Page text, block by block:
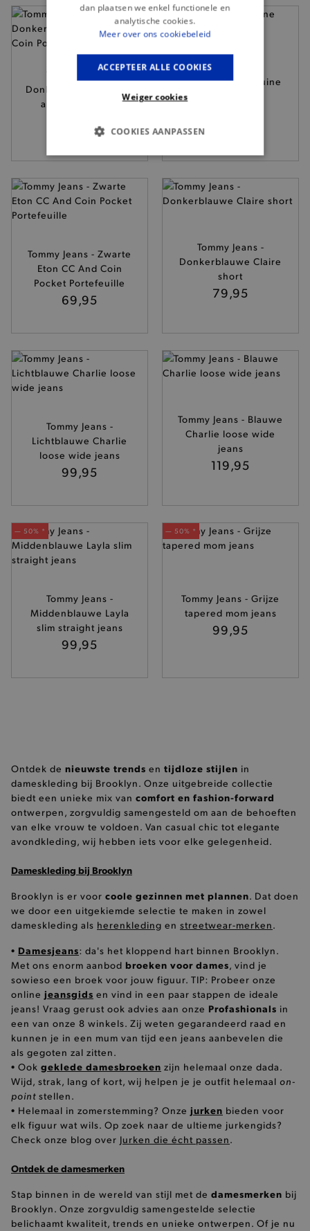
Tommy Jeans -
Donkerbruine Eton CC
and Coin Pocket
69,95
Tommy Jeans - Bruine
Tommy Jeans - Zwarte
Eton CC And Coin
Pocket Portefeuille
69,95
Tommy Jeans -
Donkerblauwe Claire
short
79,95
Tommy Jeans -
Lichtblauwe Charlie
loose wide jeans
99,95
Tommy Jeans - Blauwe
Charlie loose wide
jeans
119,95
— 50% *
Tommy Jeans -
Middenblauwe Layla
slim straight jeans
99,95
— 50% *
Tommy Jeans - Grijze
tapered mom jeans
99,95
Ontdek de nieuwste trends en tijdloze stijlen in
dameskleding bij Brooklyn. Onze uitgebreide collectie
biedt een unieke mix van comfort en fashion-forward
ontwerpen, zorgvuldig samengesteld om aan de behoeften
van elke vrouw te voldoen. Van casual chic tot elegante
avondkleding, wij hebben iets voor elke gelegenheid.
Dameskleding bij Brooklyn
Brooklyn is er voor coole gezinnen met plannen. Dat doen
we door een uitgekiemde selectie te maken in zowel
dameskleding als herenkleding en streetwear-merken.
• Damesjeans: da's het kloppend hart binnen Brooklyn.
Met ons enorm aanbod broeken voor dames, vind je
sowieso een broek voor jouw figuur. TIP: Probeer onze
online jeansgids en vind in een paar stappen de ideale
jeans! Vraag gerust ook advies aan onze Profashionals in
een van onze 8 winkels. Zij weten gegarandeerd raad en
kunnen je in een mum van tijd een jeans aanbevelen die
als gegoten zal zitten.
• Ook geklede damesbroeken zijn helemaal onze dada.
Wijd, strak, lang of kort, wij helpen je je outfit helemaal on-
point stellen.
• Helemaal in zomerstemming? Onze jurken bieden voor
elk figuur wat wils. Op zoek naar de ultieme jurkengids?
Check onze blog over Jurken die écht passen.
Ontdek de damesmerken
Stap binnen in de wereld van stijl met de damesmerken bij
Brooklyn. Onze zorgvuldig samengestelde selectie
belichaamt kwaliteit, trends en unieke ontwerpen. Of je nu
dan plaatsen we enkel functionele en
analytische cookies.
Meer over ons cookiebeleid
ACCEPTEER ALLE COOKIES
Weiger cookies
COOKIES AANPASSEN
BASIS COOKIES
ANALYTISCHE
FUNCTIONALITEIT
De strikt noodzakelijke cookies verbeteren jouw
smulervaring op de site en zorgen ervoor dat de
niet jouw identiteit.
Naam
Provider
.brooklyn.be
selected-val .brooklyn.be
pickupStoreVal .brooklyn.be
pickupAddress
__cf_bm
Cloudflare Inc.
.calendly.com
product_data_storage
Adobe Inc.
www.brooklyn.be
Adobe Inc.
www.brooklyn.be
mage-cache-storage-section-
invalidation
Adobe Inc.
www.brooklyn.be